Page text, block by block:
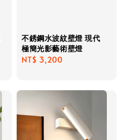
不銹鋼水波紋壁燈 現代
極簡光影藝術壁燈
Regular
NT$ 3,200